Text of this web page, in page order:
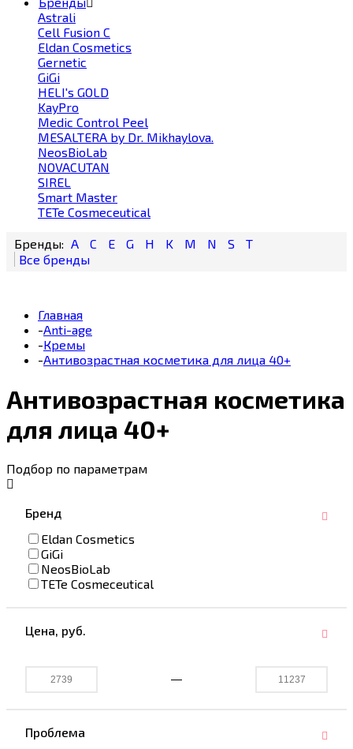
Astrali
Cell Fusion С
Eldan Cosmetics
Gernetic
GiGi
HELI's GOLD
KayPro
Medic Control Peel
MESALTERA by Dr. Mikhaylova.
NeosBioLab
NOVACUTAN
SIREL
Smart Master
TETe Cosmeceutical
A C E G H K M N S T
Главная
-Anti-age
-Кремы
-Антивозрастная косметика для лица 40+
Антивозрастная косметика
для лица 40+
Подбор по параметрам
Бренд
Eldan Cosmetics
GiGi
NeosBioLab
TETe Cosmeceutical
Цена, руб.
Проблема